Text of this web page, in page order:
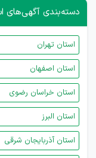
دسته‌بندی آگهی‌های
استان تهران
استان اصفهان
استان خراسان رضوی
استان البرز
استان آذربایجان شرقی